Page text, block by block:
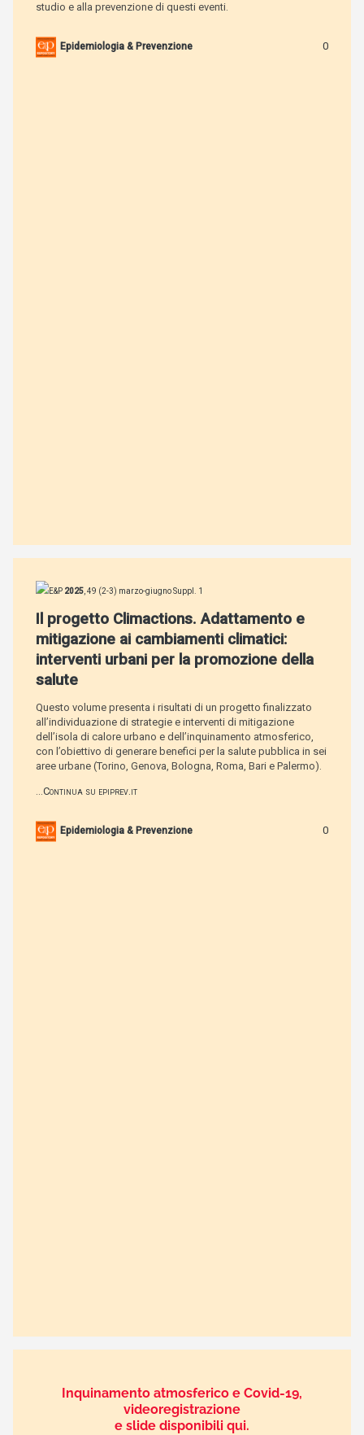
Inquinamento atmosferico e Covid-19,
videoregistrazione
e slide disponibili qui.